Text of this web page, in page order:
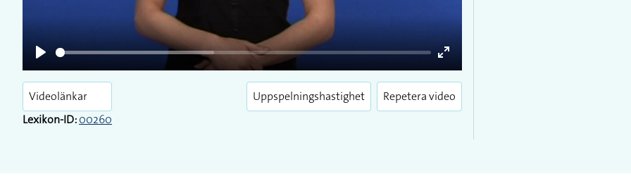
Play
Enter
fullscreen
Videolänkar
Lexikon-ID:00260
Uppspelningshastighet Repetera video